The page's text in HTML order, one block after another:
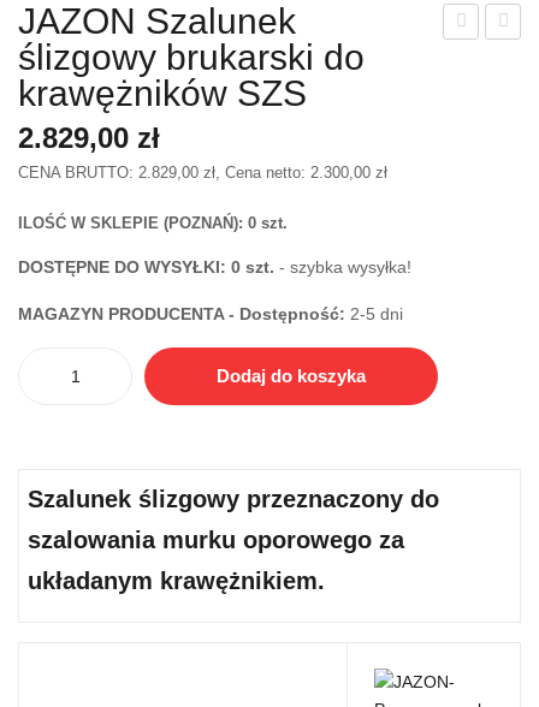
JAZON Szalunek
ślizgowy brukarski do
krawężników SZS
2.829,00 zł
CENA BRUTTO: 2.829,00 zł, Cena netto: 2.300,00 zł
ILOŚĆ W SKLEPIE (POZNAŃ): 0 szt.
DOSTĘPNE DO WYSYŁKI: 0 szt. - szybka wysyłka!
MAGAZYN PRODUCENTA - Dostępność: 2-5 dni
JAZON
do
krawężników
SZS
Dodaj do koszyka
Szalunek ślizgowy przeznaczony do
szalowania murku oporowego za
układanym krawężnikiem.